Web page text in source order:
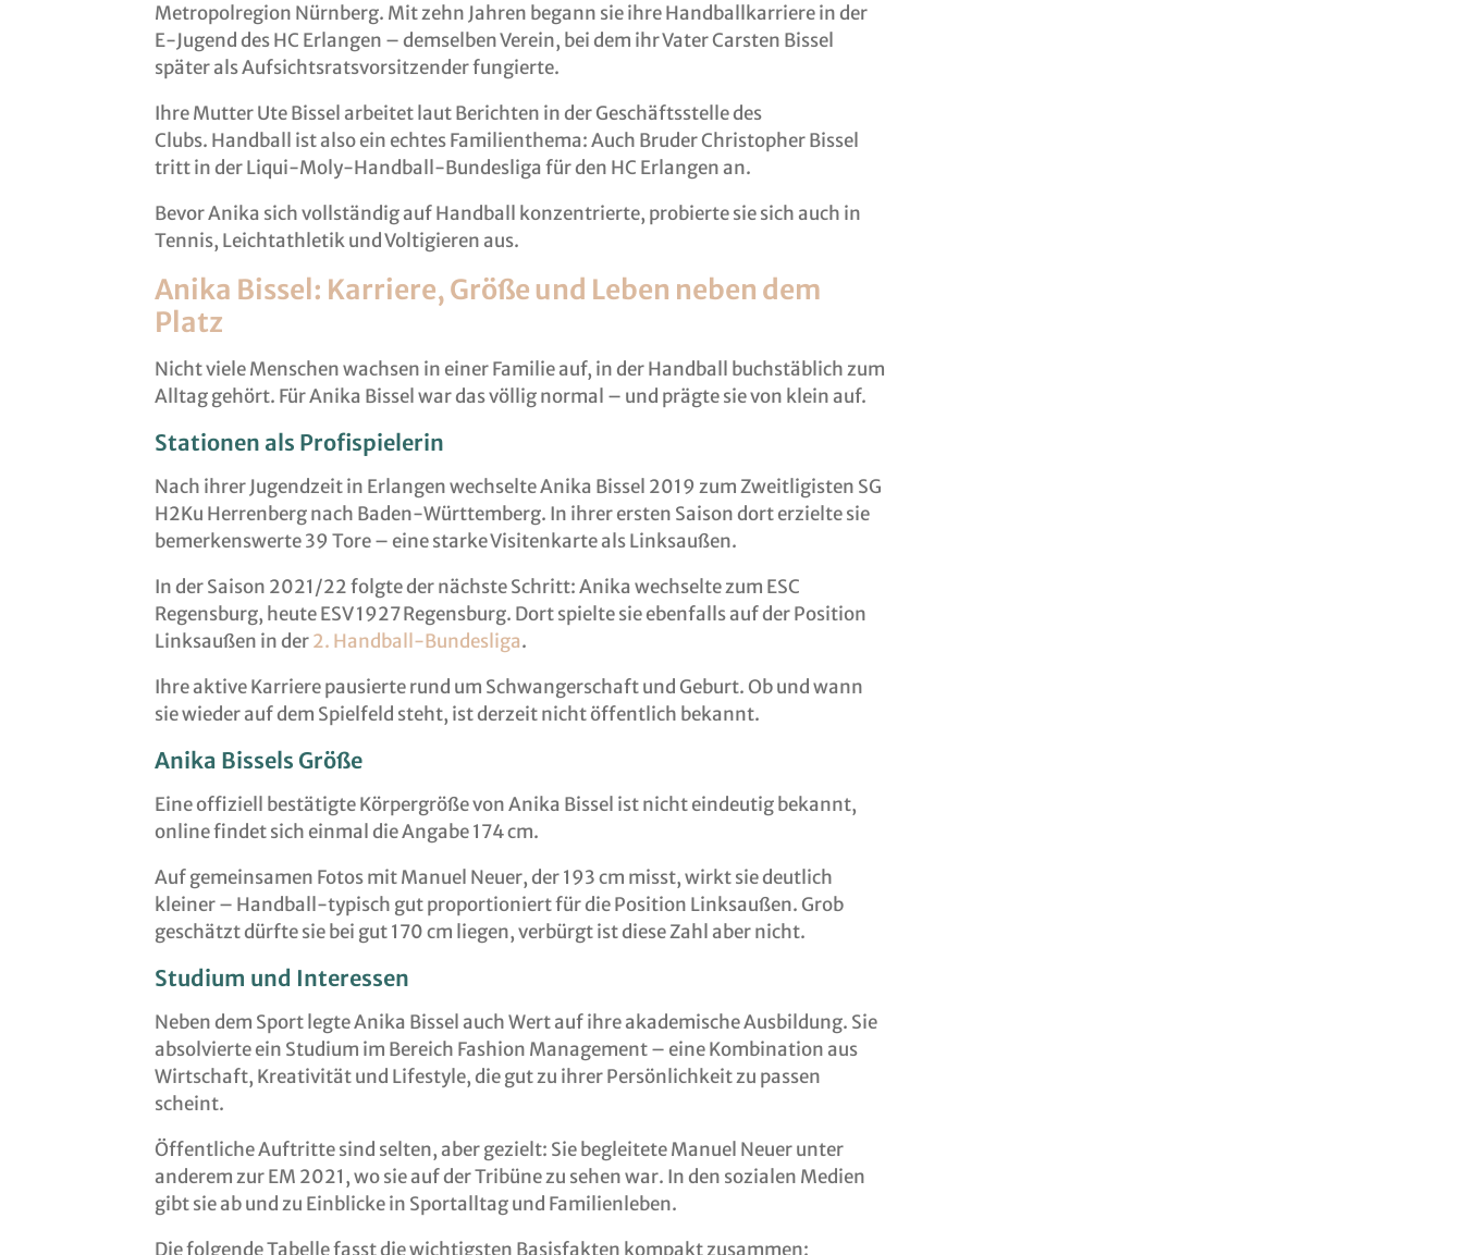
Metropolregion Nürnberg. Mit zehn Jahren begann sie ihre Handballkarriere in der
E-Jugend des HC Erlangen – demselben Verein, bei dem ihr Vater Carsten Bissel
später als Aufsichtsratsvorsitzender fungierte.
Ihre Mutter Ute Bissel arbeitet laut Berichten in der Geschäftsstelle des
Clubs. Handball ist also ein echtes Familienthema: Auch Bruder Christopher Bissel
tritt in der Liqui-Moly-Handball-Bundesliga für den HC Erlangen an.
Bevor Anika sich vollständig auf Handball konzentrierte, probierte sie sich auch in
Tennis, Leichtathletik und Voltigieren aus.
Anika Bissel: Karriere, Größe und Leben neben dem
Platz
Nicht viele Menschen wachsen in einer Familie auf, in der Handball buchstäblich zum
Alltag gehört. Für Anika Bissel war das völlig normal – und prägte sie von klein auf.
Stationen als Profispielerin
Nach ihrer Jugendzeit in Erlangen wechselte Anika Bissel 2019 zum Zweitligisten SG
H2Ku Herrenberg nach Baden-Württemberg. In ihrer ersten Saison dort erzielte sie
bemerkenswerte 39 Tore – eine starke Visitenkarte als Linksaußen.
In der Saison 2021/22 folgte der nächste Schritt: Anika wechselte zum ESC
Regensburg, heute ESV 1927 Regensburg. Dort spielte sie ebenfalls auf der Position
Linksaußen in der2. Handball-Bundesliga.
Ihre aktive Karriere pausierte rund um Schwangerschaft und Geburt. Ob und wann
sie wieder auf dem Spielfeld steht, ist derzeit nicht öffentlich bekannt.
Anika Bissels Größe
Eine offiziell bestätigte Körpergröße von Anika Bissel ist nicht eindeutig bekannt,
online findet sich einmal die Angabe 174 cm.
Auf gemeinsamen Fotos mit Manuel Neuer, der 193 cm misst, wirkt sie deutlich
kleiner – Handball-typisch gut proportioniert für die Position Linksaußen. Grob
geschätzt dürfte sie bei gut 170 cm liegen, verbürgt ist diese Zahl aber nicht.
Studium und Interessen
Neben dem Sport legte Anika Bissel auch Wert auf ihre akademische Ausbildung. Sie
absolvierte ein Studium im Bereich Fashion Management – eine Kombination aus
Wirtschaft, Kreativität und Lifestyle, die gut zu ihrer Persönlichkeit zu passen
scheint.
Öffentliche Auftritte sind selten, aber gezielt: Sie begleitete Manuel Neuer unter
anderem zur EM 2021, wo sie auf der Tribüne zu sehen war. In den sozialen Medien
gibt sie ab und zu Einblicke in Sportalltag und Familienleben.
Die folgende Tabelle fasst die wichtigsten Basisfakten kompakt zusammen: